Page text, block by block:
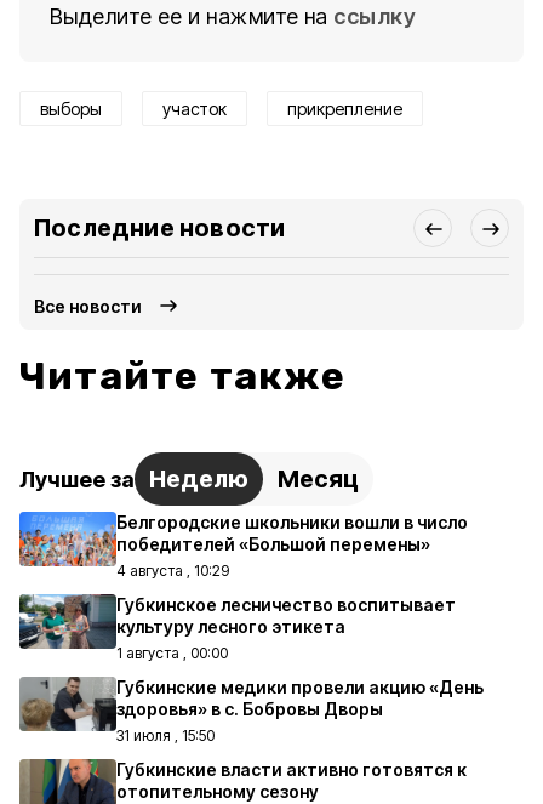
Выделите ее и нажмите на ссылку
выборы участок прикрепление
Последние новости
Все новости
Читайте также
Лучшее за Неделю Месяц
Белгородские школьники вошли в число
победителей «Большой перемены»
4 августа , 10:29
Губкинское лесничество воспитывает
культуру лесного этикета
1 августа , 00:00
Губкинские медики провели акцию «День
здоровья» в с. Бобровы Дворы
31 июля , 15:50
Губкинские власти активно готовятся к
отопительному сезону